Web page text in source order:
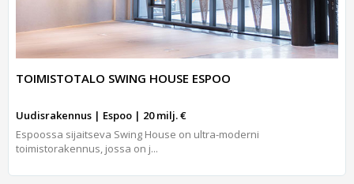
TOIMISTOTALO SWING HOUSE ESPOO
Uudisrakennus | Espoo | 20 milj. €
Espoossa sijaitseva Swing House on ultra-moderni
toimistorakennus, jossa on j...